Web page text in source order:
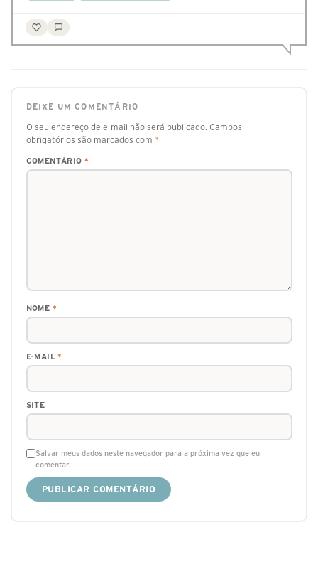
DEIXE UM COMENTÁRIO
O seu endereço de e-mail não será publicado. Campos
obrigatórios são marcados com *
COMENTÁRIO *
NOME *
E-MAIL*
SITE
Salvar meus dados neste navegador para a próxima vez que eu
comentar.